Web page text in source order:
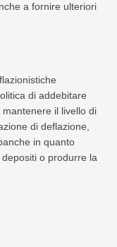
a fornire ulteriori
di addebitare
il livello di
di deflazione,
in quanto
o produrre la